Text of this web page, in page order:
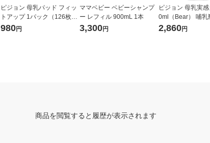
ピジョン 母乳パッド フィッ
トアップ 1パック（126枚
入）
980円
ママベビー ベビーシャンプ
ー レフィル 900mL 1本
3,300円
ピジョン 母乳実
0ml（Bear） 哺乳
2,860円
商品を閲覧すると履歴が表示されます